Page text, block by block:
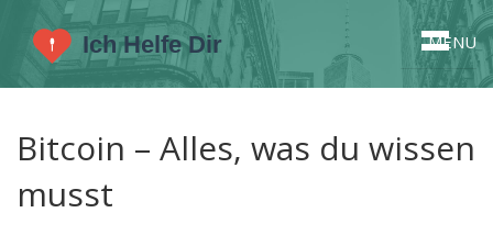
MENU
Bitcoin – Alles, was du wissen
musst